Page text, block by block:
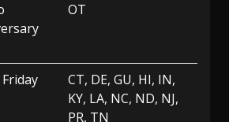
OT
CT, DE, GU, HI, IN,
KY, LA, NC, ND, NJ,
PR, TN